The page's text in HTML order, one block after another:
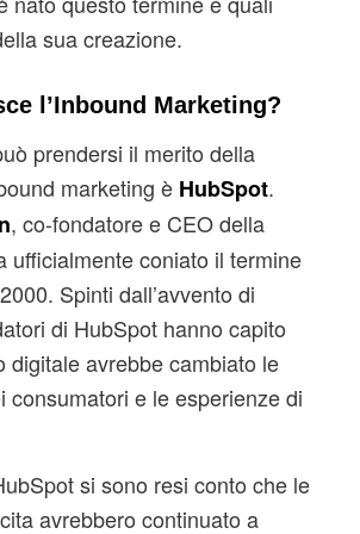
sua creazione.
l’Inbound Marketing?
prendersi il merito della
marketing è HubSpot.
, co-fondatore e CEO della
ufficialmente coniato il termine
Spinti dall’avvento di
di HubSpot hanno capito
digitale avrebbe cambiato le
consumatori e le esperienze di
si sono resi conto che le
avrebbero continuato a